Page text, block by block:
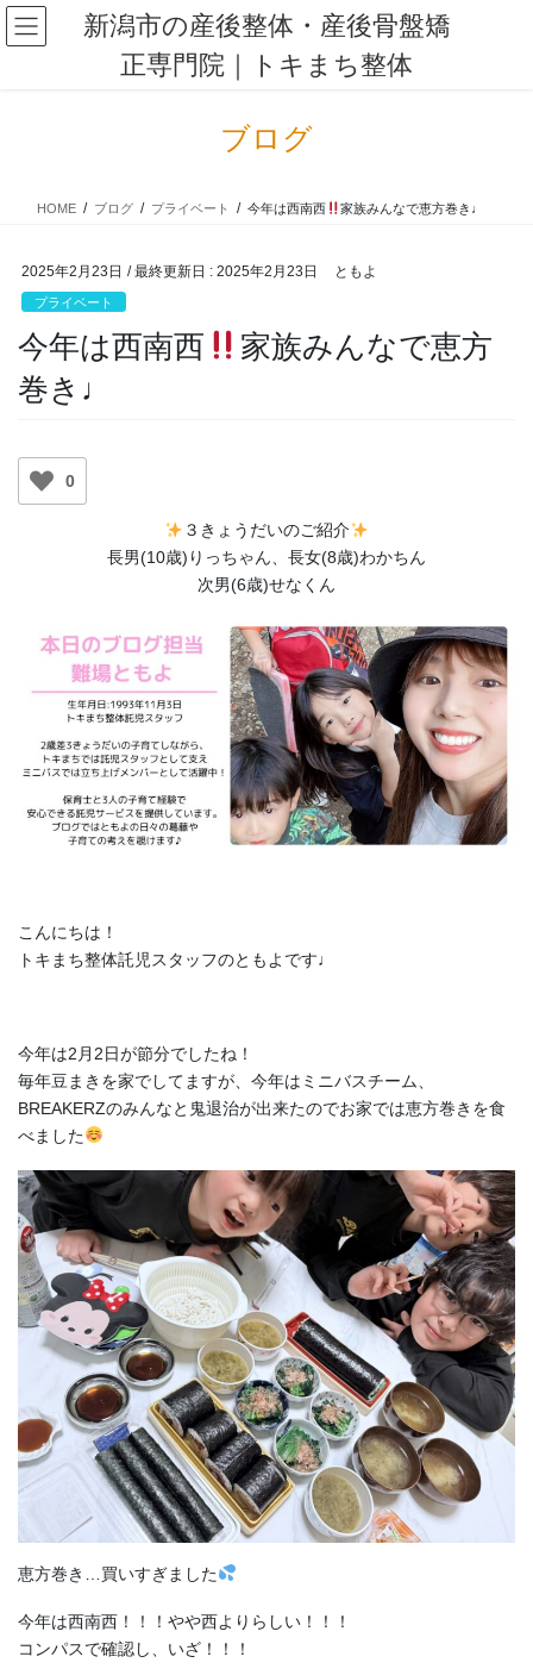
コ
ン
ナ
ビ
新潟市の産後整体・産後骨盤矯
正専門院｜トキまち整体
ブログ
HOME ブログ プライベート 今年は西南西 家族みんなで恵方巻き♩
2025年2月23日 / 最終更新日 : 2025年2月23日 ともよ
プライベート
今年は西南西
家族みんなで恵方
巻き♩
0
３きょうだいのご紹介
長男(10歳)りっちゃん、長女(8歳)わかちん
次男(6歳)せなくん
こんにちは！
トキまち整体託児スタッフのともよです♩
今年は2月2日が節分でしたね！
毎年豆まきを家でしてますが、今年はミニバスチーム、
BREAKERZのみんなと鬼退治が出来たのでお家では恵方巻きを食
べました
恵方巻き…買いすぎました
今年は西南西！！！やや西よりらしい！！！
コンパスで確認し、いざ！！！